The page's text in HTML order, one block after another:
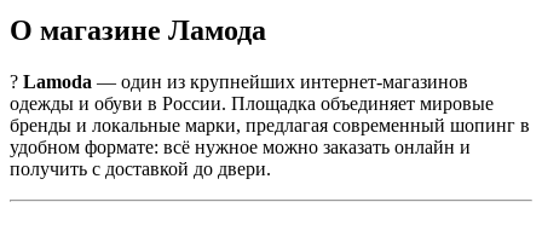
О магазине Ламода
? Lamoda — один из крупнейших интернет-магазинов
одежды и обуви в России. Площадка объединяет мировые
бренды и локальные марки, предлагая современный шопинг в
удобном формате: всё нужное можно заказать онлайн и
получить с доставкой до двери.